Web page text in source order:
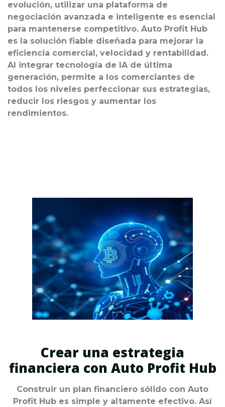
evolución, utilizar una plataforma de
negociación avanzada e inteligente es esencial
para mantenerse competitivo. Auto Profit Hub
es la solución fiable diseñada para mejorar la
eficiencia comercial, velocidad y rentabilidad.
Al integrar tecnología de IA de última
generación, permite a los comerciantes de
todos los niveles perfeccionar sus estrategias,
reducir los riesgos y aumentar los
rendimientos.
Crear una estrategia
financiera con Auto Profit Hub
Construir un plan financiero sólido con Auto
Profit Hub es simple y altamente efectivo. Así